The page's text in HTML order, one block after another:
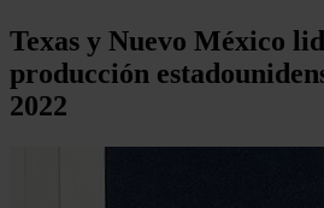
Texas y Nuevo México
producción
2022